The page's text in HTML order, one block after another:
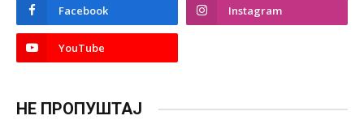
Facebook Instagram
YouTube
НЕ ПРОПУШТАЈ